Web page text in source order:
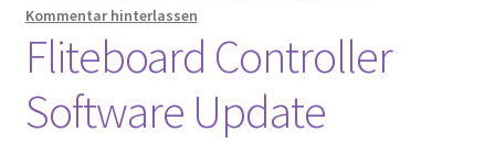
Impressum
Zum Onlineshop in der Web Version
Kommentar hinterlassen
Fliteboard Controller
Software Update